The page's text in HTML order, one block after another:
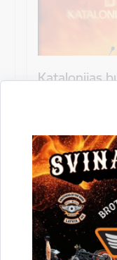
Katalonijas
Koncerts
Datums
12.
Laiks
10.00